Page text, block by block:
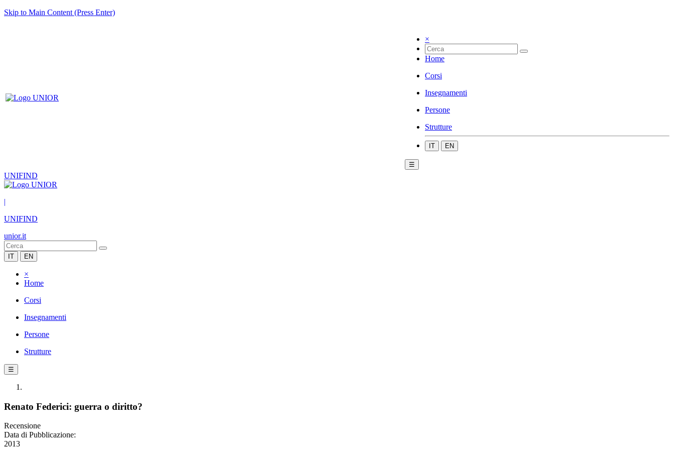
Skip to Main Content (Press Enter)
×
Home
Corsi
Insegnamenti
Persone
Strutture
IT EN
☰
UNIFIND
|
UNIFIND
unior.it
IT EN
×
Home
Corsi
Insegnamenti
Persone
Strutture
☰
Renato Federici: guerra o diritto?
Recensione
Data di Pubblicazione:
2013